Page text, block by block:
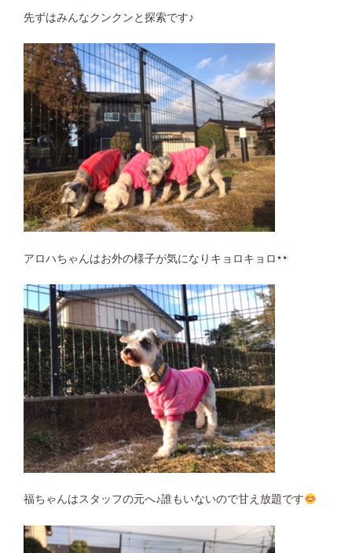
先ずはみんなクンクンと探索です♪
アロハちゃんはお外の様子が気になりキョロキョロ
福ちゃんはスタッフの元へ♪誰もいないので甘え放題です